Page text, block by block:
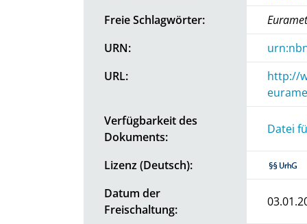
Freie Schlagwörter:
URN:
URL:
http://
Verfügbarkeit des
Dokuments:
Datei
Lizenz (Deutsch):
Datum der
Freischaltung: